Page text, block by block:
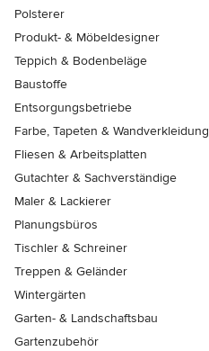
Polsterer
Produkt- & Möbeldesigner
Teppich & Bodenbeläge
Baustoffe
Entsorgungsbetriebe
Farbe, Tapeten & Wandverkleidung
Fliesen & Arbeitsplatten
Gutachter & Sachverständige
Maler & Lackierer
Planungsbüros
Tischler & Schreiner
Treppen & Geländer
Wintergärten
Garten- & Landschaftsbau
Gartenzubehör